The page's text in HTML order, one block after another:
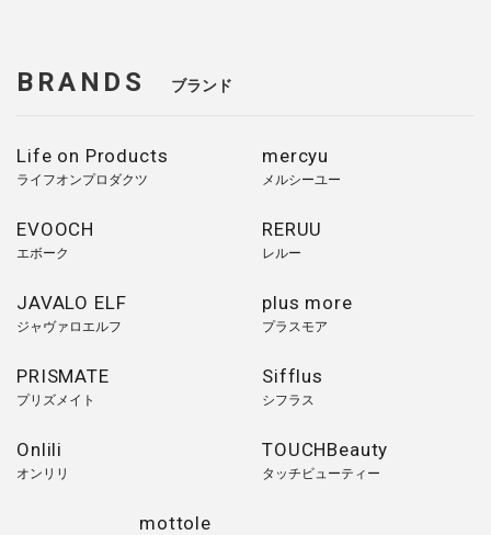
BRANDS ブランド
Life on Products
ライフオンプロダクツ
mercyu
メルシーユー
EVOOCH
エボーク
RERUU
レルー
JAVALO ELF
ジャヴァロエルフ
plus more
プラスモア
PRISMATE
プリズメイト
Sifflus
シフラス
Onlili
オンリリ
TOUCHBeauty
タッチビューティー
mottole